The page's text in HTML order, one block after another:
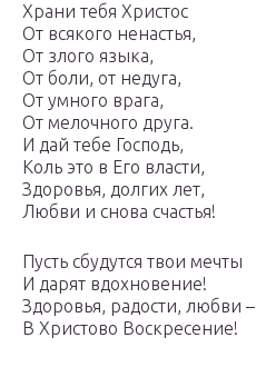
Храни тебя Христос
От всякого ненастья,
От злого языка,
От боли, от недуга,
От умного врага,
От мелочного друга.
И дай тебе Господь,
Коль это в Его власти,
Здоровья, долгих лет,
Любви и снова счастья!
Пусть сбудутся твои мечты
И дарят вдохновение!
Здоровья, радости, любви –
В Христово Воскресение!